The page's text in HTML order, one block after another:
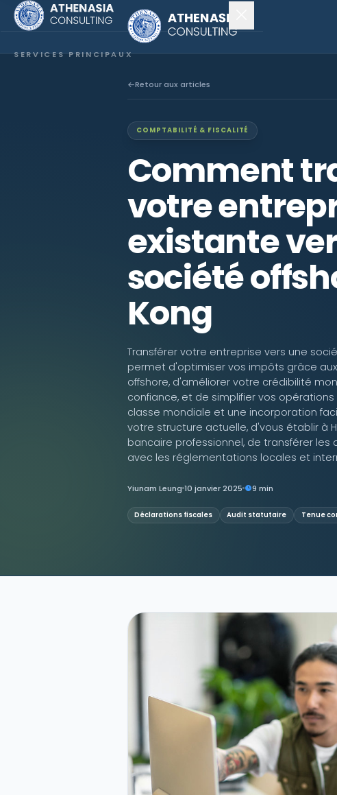
SERVICES PRINCIPAUX
Retour aux articles
COMPTABILITÉ & FISCALITÉ
Comment
votre
existante
société
Kong
Transférer votre entreprise vers une
permet d'optimiser vos impôts grâce
offshore, d'améliorer votre crédibilité
confiance, et de simplifier vos
classe mondiale et une incorporation
votre structure actuelle, d'vous établir à
bancaire professionnel, de transférer
avec les réglementations locales et
Yiunam Leung 10 janvier 2025 9 min
Déclarations fiscales Audit statutaire Tenue